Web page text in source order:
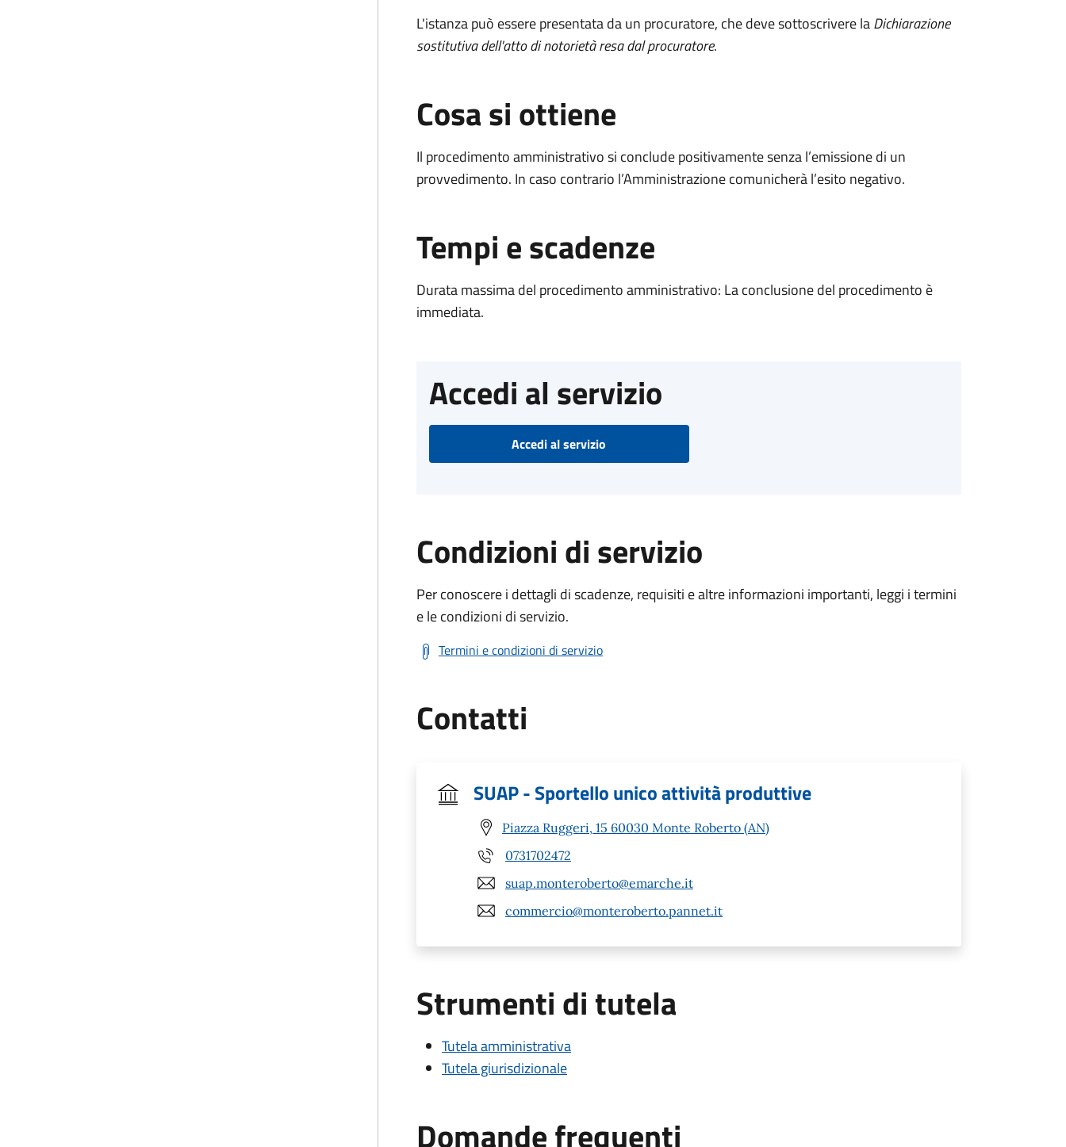
L'istanza può essere presentata da un procuratore, che deve sottoscrivere laDichiarazione
sostitutiva dell'atto di notorietà resa dal procuratore.
Cosa si ottiene
Il procedimento amministrativo si conclude positivamente senza l’emissione di un
provvedimento. In caso contrario l’Amministrazione comunicherà l’esito negativo.
Tempi e scadenze
Durata massima del procedimento amministrativo: La conclusione del procedimento è
immediata.
Accedi al servizio
Accedi al servizio
Condizioni di servizio
Per conoscere i dettagli di scadenze, requisiti e altre informazioni importanti, leggi i termini
e le condizioni di servizio.
Termini e condizioni di servizio
Contatti
SUAP - Sportello unico attività produttive
Piazza Ruggeri, 15 60030 Monte Roberto (AN)
0731702472
suap.monteroberto@emarche.it
commercio@monteroberto.pannet.it
Strumenti di tutela
Tutela amministrativa
Tutela giurisdizionale
Domande frequenti